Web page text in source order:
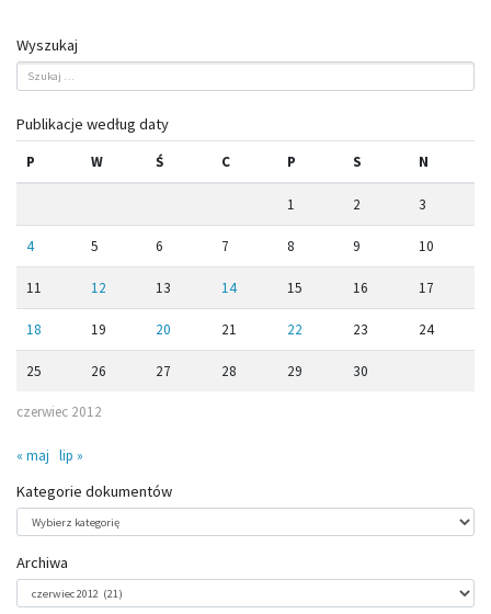
Wyszukaj
Publikacje według daty
czerwiec 2012
P W Ś C P S N
1 2 3
4 5 6 7 8 9 10
11 12 13 14 15 16 17
18 19 20 21 22 23 24
25 26 27 28 29 30
« maj lip »
Kategorie dokumentów
dokumentów
Archiwa